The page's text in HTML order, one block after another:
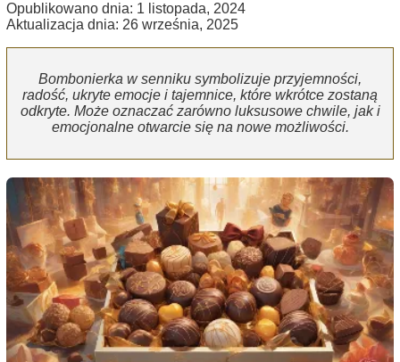
Opublikowano dnia: 1 listopada, 2024
Aktualizacja dnia: 26 września, 2025
Bombonierka w senniku symbolizuje przyjemności,
radość, ukryte emocje i tajemnice, które wkrótce zostaną
odkryte. Może oznaczać zarówno luksusowe chwile, jak i
emocjonalne otwarcie się na nowe możliwości.